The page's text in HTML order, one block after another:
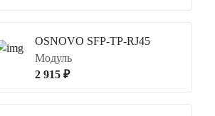
OSNOVO SFP-TP-RJ45
Модуль
2 915 ₽